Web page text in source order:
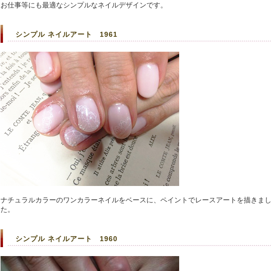
お仕事等にも最適なシンプルなネイルデザインです。
シンプル ネイルアート 1961
ナチュラルカラーのワンカラーネイルをベースに、ペイントでレースアートを描きまし
た。
シンプル ネイルアート 1960